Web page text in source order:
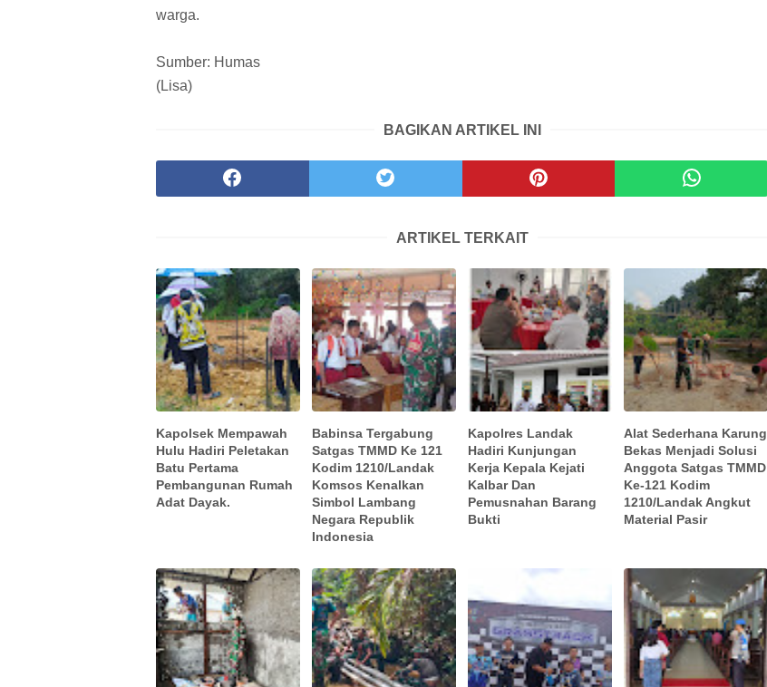
warga.
Sumber: Humas
(Lisa)
BAGIKAN ARTIKEL INI
ARTIKEL TERKAIT
Kapolsek Mempawah
Hulu Hadiri Peletakan
Batu Pertama
Pembangunan Rumah
Adat Dayak.
Babinsa Tergabung
Satgas TMMD Ke 121
Kodim 1210/Landak
Komsos Kenalkan
Simbol Lambang
Negara Republik
Indonesia
Kapolres Landak
Hadiri Kunjungan
Kerja Kepala Kejati
Kalbar Dan
Pemusnahan Barang
Bukti
Alat Sederhana Karung
Bekas Menjadi Solusi
Anggota Satgas TMMD
Ke-121 Kodim
1210/Landak Angkut
Material Pasir